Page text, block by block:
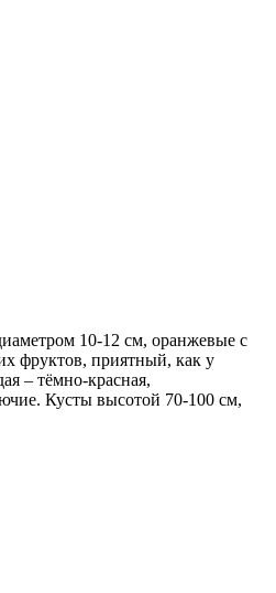
10-12 см, оранжевые с
фруктов, приятный, как у
– тёмно-красная,
Кусты высотой 70-100 см,